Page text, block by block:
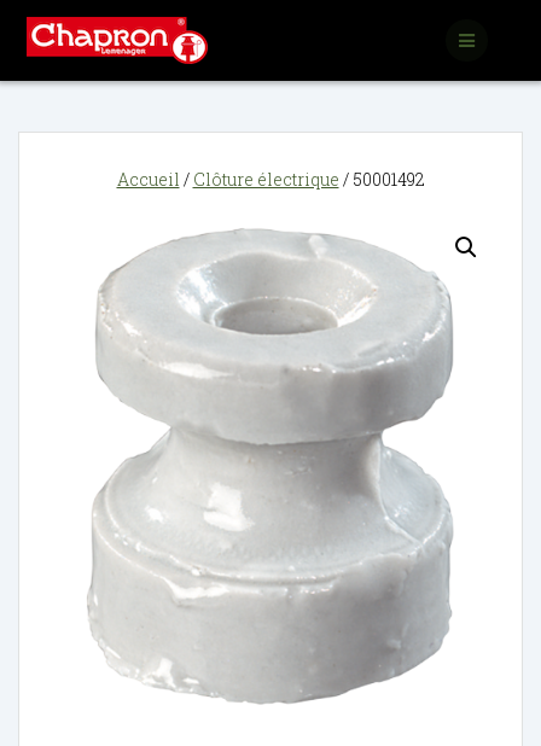
Accueil / Clôture électrique / 50001492